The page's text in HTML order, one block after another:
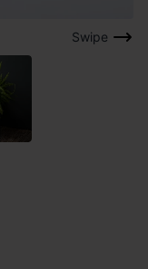
Swipe